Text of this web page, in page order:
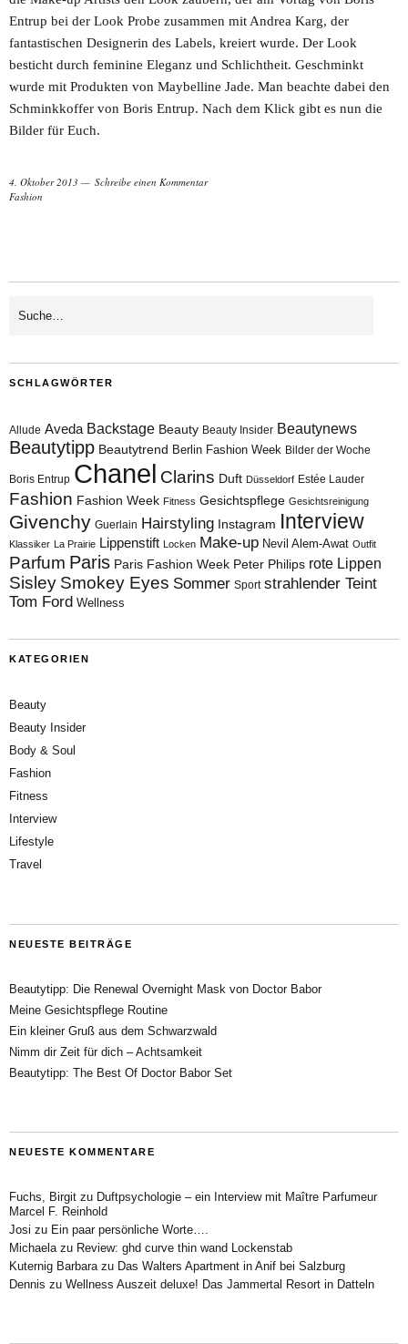
Entrup bei der Look Probe zusammen mit Andrea Karg, der
fantastischen Designerin des Labels, kreiert wurde. Der Look
besticht durch feminine Eleganz und Schlichtheit. Geschminkt
wurde mit Produkten von Maybelline Jade. Man beachte dabei den
Schminkkoffer von Boris Entrup. Nach dem Klick gibt es nun die
Bilder für Euch.
4. Oktober 2013
Schreibe einen Kommentar
Fashion
SCHLAGWÖRTER
Allude Aveda Backstage Beauty Beauty Insider Beautynews
Beautytipp Beautytrend Berlin Fashion Week Bilder der Woche
Boris Entrup Chanel Clarins Duft Düsseldorf Estée Lauder
Fashion Fashion Week Fitness Gesichtspflege Gesichtsreinigung
Givenchy Guerlain Hairstyling Instagram Interview
Klassiker La Prairie Lippenstift Locken Make-up Nevil Alem-Awat Outfit
Parfum Paris Paris Fashion Week Peter Philips rote Lippen
Sisley Smokey Eyes Sommer Sport strahlender Teint
Tom Ford Wellness
KATEGORIEN
Beauty
Beauty Insider
Body & Soul
Fashion
Fitness
Interview
Lifestyle
Travel
NEUESTE BEITRÄGE
Beautytipp: Die Renewal Overnight Mask von Doctor Babor
Meine Gesichtspflege Routine
Ein kleiner Gruß aus dem Schwarzwald
Nimm dir Zeit für dich – Achtsamkeit
Beautytipp: The Best Of Doctor Babor Set
NEUESTE KOMMENTARE
Fuchs, Birgit zu Duftpsychologie – ein Interview mit Maître Parfumeur
Marcel F. Reinhold
Josi zu Ein paar persönliche Worte….
Michaela zu Review: ghd curve thin wand Lockenstab
Kuternig Barbara zu Das Walters Apartment in Anif bei Salzburg
Dennis zu Wellness Auszeit deluxe! Das Jammertal Resort in Datteln